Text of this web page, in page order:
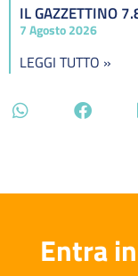
IL GAZZETTINO
7 Agosto 2026
LEGGI TUTTO »
Entra